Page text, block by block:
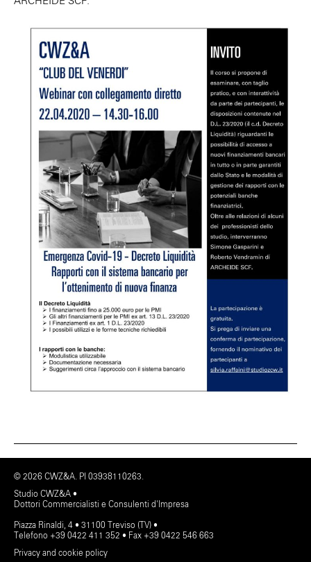
© 2026 CWZ&A. PI 03938110263.
Studio CWZ&A •
Dottori Commercialisti e Consulenti d'Impresa
Piazza Rinaldi, 4 • 31100 Treviso (TV) •
Telefono +39 0422 411 352 • Fax +39 0422 546 663
Privacy and cookie policy